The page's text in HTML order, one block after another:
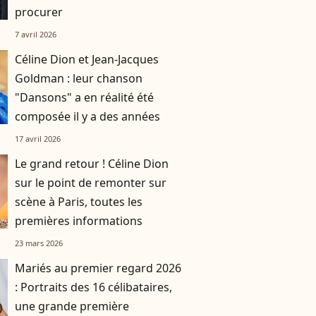
procurer
7 avril 2026
Céline Dion et Jean-Jacques
Goldman : leur chanson
"Dansons" a en réalité été
composée il y a des années
17 avril 2026
Le grand retour ! Céline Dion
sur le point de remonter sur
scène à Paris, toutes les
premières informations
23 mars 2026
Mariés au premier regard 2026
: Portraits des 16 célibataires,
une grande première